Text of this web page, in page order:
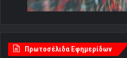
Πρωτοσέλιδα Εφημερίδων